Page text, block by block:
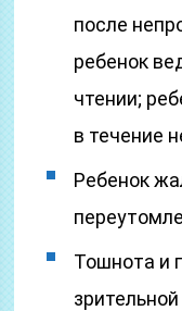
после
ребенок
чтении;
в течение
Ребенок
Тошнота и
зрительной